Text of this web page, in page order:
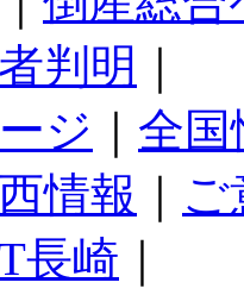
判明
ジ
全国
情報
ご
長崎